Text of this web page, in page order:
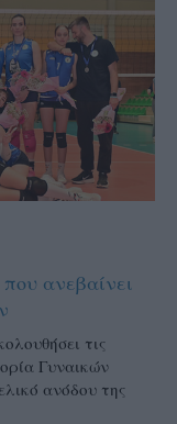
ανεβαίνει
τις
Γυναικών
ανόδου της